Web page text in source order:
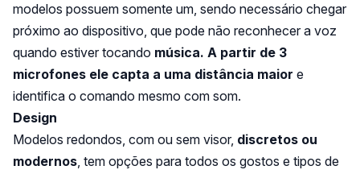
modelos possuem somente um, sendo necessário chegar
próximo ao dispositivo, que pode não reconhecer a voz
quando estiver tocando música. A partir de 3
microfones ele capta a uma distância maior e
identifica o comando mesmo com som.
Design
Modelos redondos, com ou sem visor, discretos ou
modernos, tem opções para todos os gostos e tipos de